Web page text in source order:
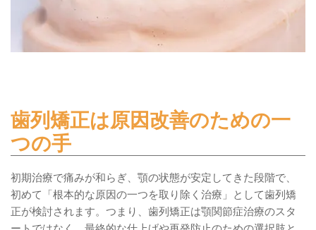
歯列矯正は原因改善のための一
つの手
初期治療で痛みが和らぎ、顎の状態が安定してきた段階で、
初めて「根本的な原因の一つを取り除く治療」として歯列矯
正が検討されます。つまり、歯列矯正は顎関節症治療のスタ